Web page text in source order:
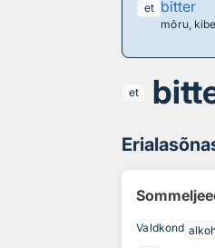
et bitter
et
Valdkond